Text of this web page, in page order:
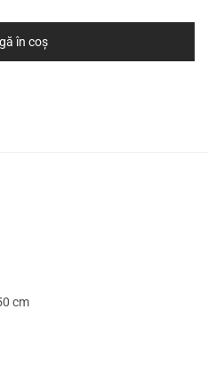
în coș
cm